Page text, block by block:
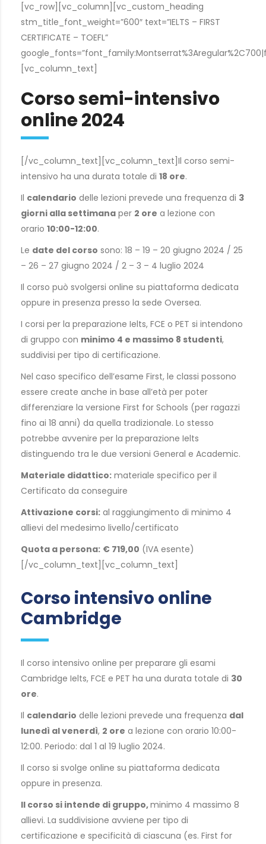
[vc_row][vc_column][vc_custom_heading
stm_title_font_weight=”600″ text=”IELTS – FIRST
CERTIFICATE – TOEFL”
[vc_column_text]
Corso semi-intensivo
online 2024
[/vc_column_text][vc_column_text]Il corso semi-
intensivo ha una durata totale di 18 ore.
Il calendario delle lezioni prevede una frequenza di 3
giorni alla settimana per 2 ore a lezione con
orario 10:00-12:00.
Le date del corso sono: 18 – 19 – 20 giugno 2024 / 25
– 26 – 27 giugno 2024 / 2 – 3 – 4 luglio 2024
Il corso può svolgersi online su piattaforma dedicata
oppure in presenza presso la sede Oversea.
I corsi per la preparazione Ielts, FCE o PET si intendono
di gruppo con minimo 4 e massimo 8 studenti,
suddivisi per tipo di certificazione.
Nel caso specifico dell’esame First, le classi possono
essere create anche in base all’età per poter
differenziare la versione First for Schools (per ragazzi
fino ai 18 anni) da quella tradizionale. Lo stesso
potrebbe avvenire per la preparazione Ielts
distinguendo tra le due versioni General e Academic.
Materiale didattico: materiale specifico per il
Certificato da conseguire
Attivazione corsi: al raggiungimento di minimo 4
allievi del medesimo livello/certificato
Quota a persona: € 719,00 (IVA esente)
[/vc_column_text][vc_column_text]
Corso intensivo online
Cambridge
Il corso intensivo online per preparare gli esami
Cambridge Ielts, FCE e PET ha una durata totale di 30
ore.
Il calendario delle lezioni prevede una frequenza dal
lunedì al venerdì, 2 ore a lezione con orario 10:00-
12:00. Periodo: dal 1 al 19 luglio 2024.
Il corso si svolge online su piattaforma dedicata
oppure in presenza.
Il corso si intende di gruppo,minimo 4 massimo 8
allievi. La suddivisione avviene per tipo di
certificazione e specificità di ciascuna (es. First for